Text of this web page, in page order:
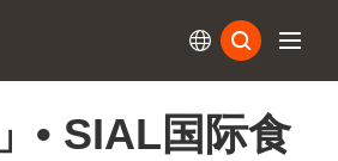
• SIAL国际食